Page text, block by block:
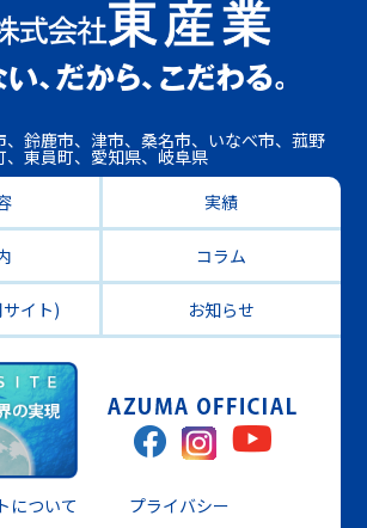
、鈴鹿市、津市、桑名市、いなべ市、菰野
、東員町、愛知県、岐阜県
実績
コラム
イト) お知らせ
について
プライバシー